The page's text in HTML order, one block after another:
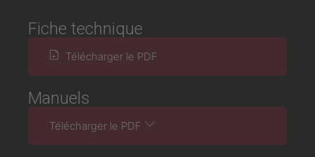
Fiche technique
Télécharger le PDF
Manuels
Télécharger le PDF